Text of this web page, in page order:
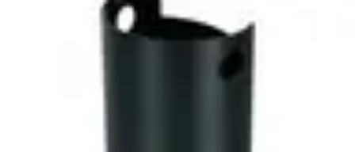
Comparateur Cafetière Capsules
AccessoiresConseils & AstucesEntretien